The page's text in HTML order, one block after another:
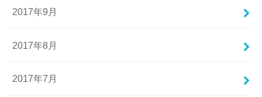
2017年9月
2017年8月
2017年7月